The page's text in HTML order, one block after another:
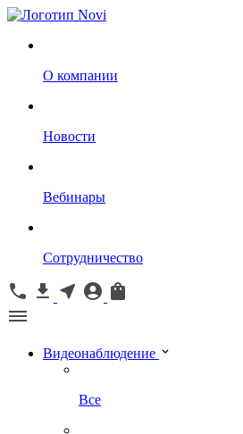
О компании
Новости
Вебинары
Сотрудничество
Видеонаблюдение
Все